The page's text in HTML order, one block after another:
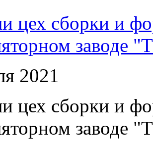
цех сборки и
заводе
2021
цех сборки и
заводе